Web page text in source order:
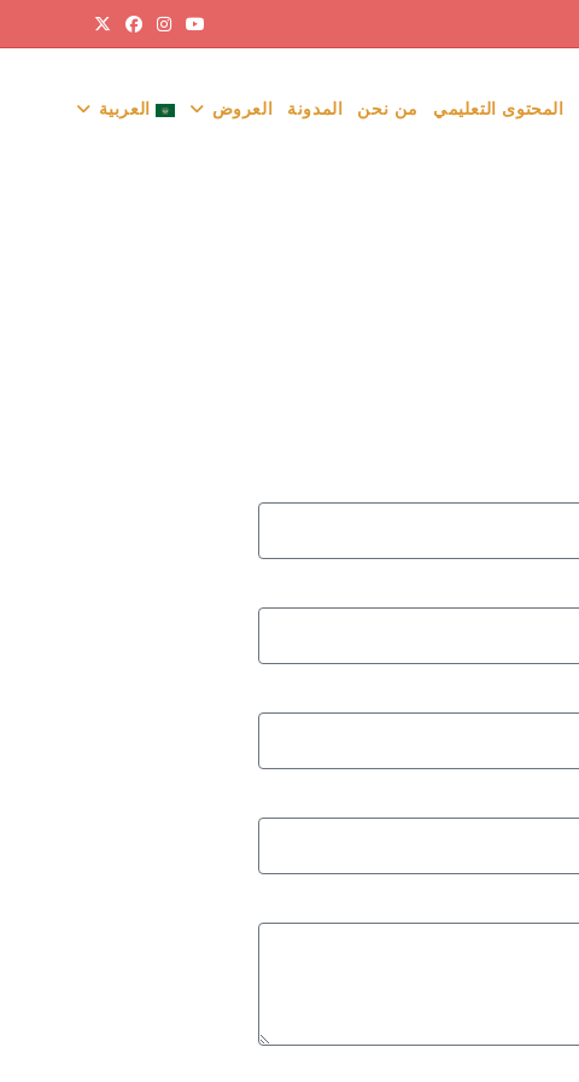
المحتوى التعليمي من نحن المدونة العروض العربية